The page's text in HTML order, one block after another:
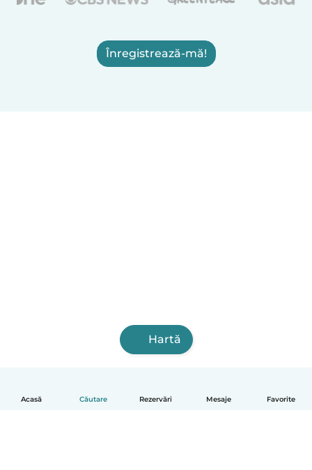
Acasă Căutare Rezervări Mesaje Favorite
Înregistrează-mă!
Hartă